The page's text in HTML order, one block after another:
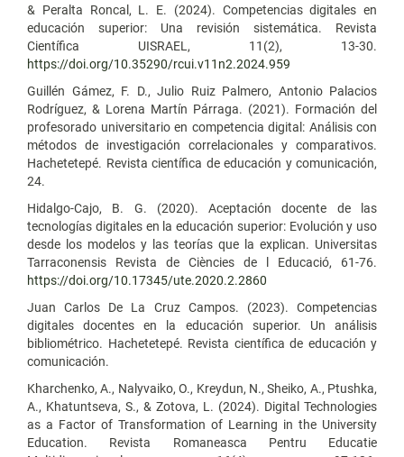
& Peralta Roncal, L. E. (2024). Competencias digitales en
educación superior: Una revisión sistemática. Revista
Científica UISRAEL, 11(2), 13-30.
https://doi.org/10.35290/rcui.v11n2.2024.959
Guillén Gámez, F. D., Julio Ruiz Palmero, Antonio Palacios
Rodríguez, & Lorena Martín Párraga. (2021). Formación del
profesorado universitario en competencia digital: Análisis con
métodos de investigación correlacionales y comparativos.
Hachetetepé. Revista científica de educación y comunicación,
24.
Hidalgo-Cajo, B. G. (2020). Aceptación docente de las
tecnologías digitales en la educación superior: Evolución y uso
desde los modelos y las teorías que la explican. Universitas
Tarraconensis Revista de Ciències de l Educació, 61-76.
https://doi.org/10.17345/ute.2020.2.2860
Juan Carlos De La Cruz Campos. (2023). Competencias
digitales docentes en la educación superior. Un análisis
bibliométrico. Hachetetepé. Revista científica de educación y
comunicación.
Kharchenko, A., Nalyvaiko, O., Kreydun, N., Sheiko, A., Ptushka,
A., Khatuntseva, S., & Zotova, L. (2024). Digital Technologies
as a Factor of Transformation of Learning in the University
Education. Revista Romaneasca Pentru Educatie